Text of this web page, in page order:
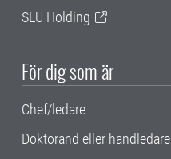
SLU Holding
För dig som är
Chef/ledare
Doktorand eller handledare